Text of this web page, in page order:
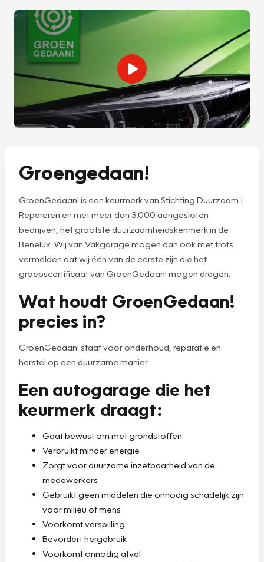
Groengedaan!
GroenGedaan! is een keurmerk van Stichting Duurzaam |
Repareren en met meer dan 3.000 aangesloten
bedrijven, het grootste duurzaamheidskenmerk in de
Benelux. Wij van Vakgarage mogen dan ook met trots
vermelden dat wij één van de eerste zijn die het
groepscertificaat van GroenGedaan! mogen dragen.
Wat houdt GroenGedaan!
precies in?
GroenGedaan! staat voor onderhoud, reparatie en
herstel op een duurzame manier.
Een autogarage die het
keurmerk draagt:
Gaat bewust om met grondstoffen
Verbruikt minder energie
Zorgt voor duurzame inzetbaarheid van de
medewerkers
Gebruikt geen middelen die onnodig schadelijk zijn
voor milieu of mens
Voorkomt verspilling
Bevordert hergebruik
Voorkomt onnodig afval